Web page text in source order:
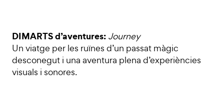
DIMARTS d’aventures: Journey
Un viatge per les ruïnes d’un passat màgic
desconegut i una aventura plena d’experiències
visuals i sonores.